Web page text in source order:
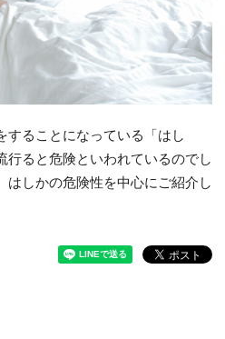
することになっている「はし
行ると危険といわれているのでし
はしかの危険性を中心にご紹介し